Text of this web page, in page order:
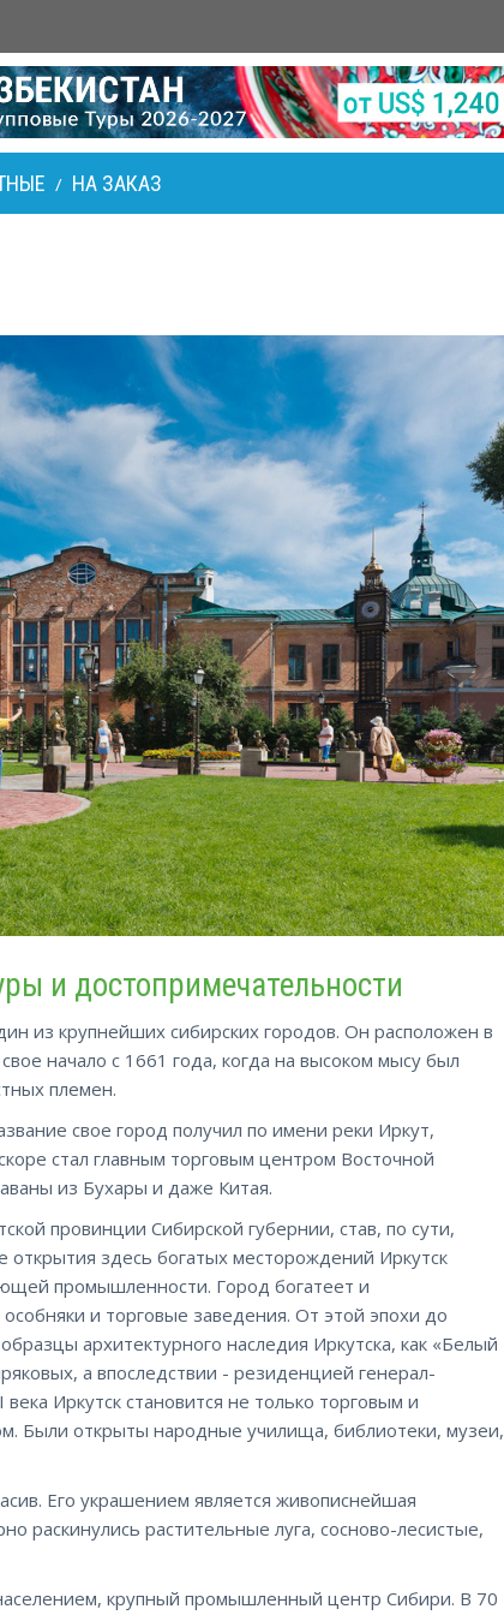
/ НА ЗАКАЗ
и достопримечательности
из крупнейших сибирских городов. Он расположен в
начало с 1661 года, когда на высоком мысу был
племен.
свое город получил по имени реки Иркут,
стал главным торговым центром Восточной
из Бухары и даже Китая.
провинции Сибирской губернии, став, по сути,
открытия здесь богатых месторождений Иркутск
промышленности. Город богатеет и
и торговые заведения. От этой эпохи до
архитектурного наследия Иркутска, как «Белый
а впоследствии - резиденцией генерал-
Иркутск становится не только торговым и
Были открыты народные училища, библиотеки, музеи,
Его украшением является живописнейшая
раскинулись растительные луга, сосново-лесистые,
крупный промышленный центр Сибири. В 70